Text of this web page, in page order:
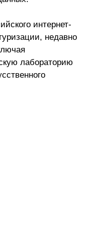
интернет-
недавно
лабораторию